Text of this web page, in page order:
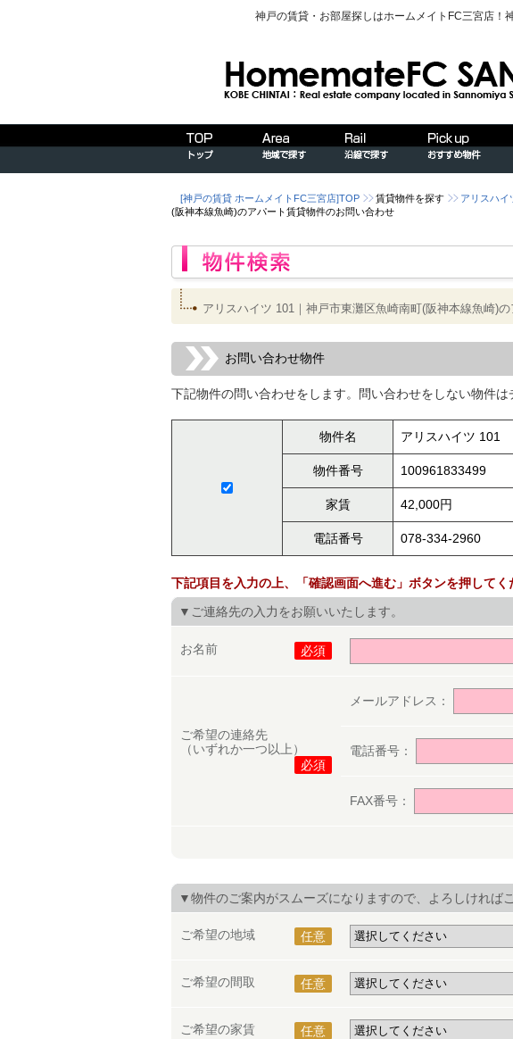
神戸の賃貸・お部屋探しはホームメイトFC三宮店！
[神戸の賃貸 ホームメイトFC三宮店]TOP 賃貸物件を探す アリスハイ
(阪神本線魚崎)のアパート賃貸物件のお問い合わせ
アリスハイツ 101｜神戸市東灘区魚崎南町(阪神本線魚崎)
お問い合わせ物件
下記物件の問い合わせをします。問い合わせをしない物件は
物件名 アリスハイツ 101
物件番号 100961833499
家賃 42,000円
電話番号 078-334-2960
下記項目を入力の上、「確認画面へ進む」ボタンを押してく
▼ご連絡先の入力をお願いいたします。
お名前 必須
ご希望の連絡先
（いずれか一つ以上）
必須
メールアドレス：
電話番号：
FAX番号：
▼物件のご案内がスムーズになりますので、よろしければ
ご希望の地域 任意
ご希望の間取 任意
ご希望の家賃 任意